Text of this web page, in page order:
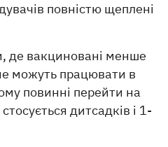
повністю щеплені
де вакциновані менше
можуть працювати в
повинні перейти на
дитсадків і 1-